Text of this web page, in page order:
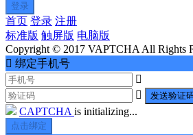
登录
首页 登录 注册
标准版 触屏版 电脑版
Copyright © 2017 VAPTCHA All Rights
 绑定手机号


发送验证
CAPTCHA is initializing...
点击绑定